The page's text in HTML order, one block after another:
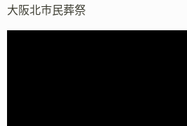
大阪北市民葬祭